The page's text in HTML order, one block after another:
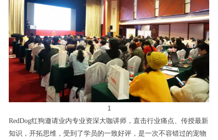
1
RedDog红狗邀请业内专业资深大咖讲师，直击行业痛点、传授最新
知识，开拓思维，受到了学员的一致好评，是一次不容错过的宠物